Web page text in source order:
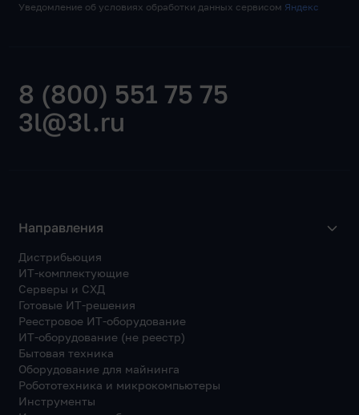
Уведомление об условиях обработки данных сервисом Яндекс
8 (800) 551 75 75
3l@3l.ru
Направления
Дистрибьюция
ИТ-комплектующие
Серверы и СХД
Готовые ИТ-решения
Реестровое ИТ-оборудование
ИТ-оборудование (не реестр)
Бытовая техника
Оборудование для майнинга
Робототехника и микрокомпьютеры
Инструменты